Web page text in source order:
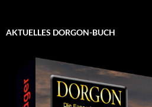
AKTUELLES DORGON-BUCH